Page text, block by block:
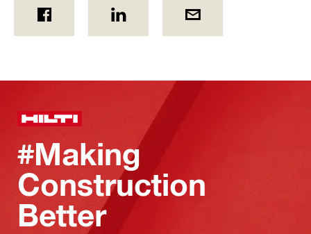
#Making
Construction
Better